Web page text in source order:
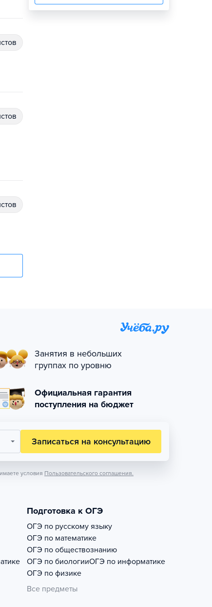
Занятия в небольших
группах по уровню
Официальная гарантия
поступления на бюджет
Записаться на консультацию
условия Пользовательского соглашения.
Подготовка к ОГЭ
ОГЭ по русскому языку
ОГЭ по математике
ОГЭ по обществознанию
ОГЭ по биологииОГЭ по информатике
ОГЭ по физике
Все предметы